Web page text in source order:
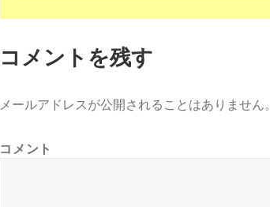
コメントを残す
メールアドレスが公開されることはありません。
コメント